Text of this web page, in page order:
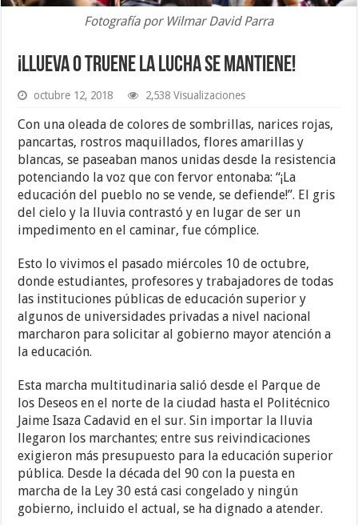
Fotografía por Wilmar David Parra
¡Llueva o truene la lucha se mantiene!
octubre 12, 2018 2,538 Visualizaciones
Con una oleada de colores de sombrillas, narices rojas,
pancartas, rostros maquillados, flores amarillas y
blancas, se paseaban manos unidas desde la resistencia
potenciando la voz que con fervor entonaba: “¡La
educación del pueblo no se vende, se defiende!”. El gris
del cielo y la lluvia contrastó y en lugar de ser un
impedimento en el caminar, fue cómplice.
Esto lo vivimos el pasado miércoles 10 de octubre,
donde estudiantes, profesores y trabajadores de todas
las instituciones públicas de educación superior y
algunos de universidades privadas a nivel nacional
marcharon para solicitar al gobierno mayor atención a
la educación.
Esta marcha multitudinaria salió desde el Parque de
los Deseos en el norte de la ciudad hasta el Politécnico
Jaime Isaza Cadavid en el sur. Sin importar la lluvia
llegaron los marchantes; entre sus reivindicaciones
exigieron más presupuesto para la educación superior
pública. Desde la década del 90 con la puesta en
marcha de la Ley 30 está casi congelado y ningún
gobierno, incluido el actual, se ha dignado a atender.